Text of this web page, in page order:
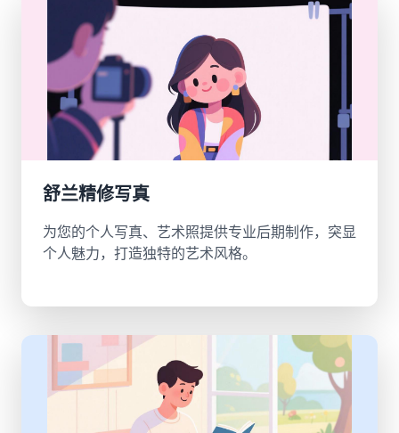
舒兰精修写真
为您的个人写真、艺术照提供专业后期制作，突显
个人魅力，打造独特的艺术风格。